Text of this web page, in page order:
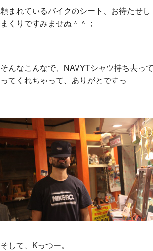
頼まれているバイクのシート、お待たせし
まくりですみませぬ＾＾；
そんなこんなで、NAVYTシャツ持ち去って
ってくれちゃって、ありがとですっ
そして、Kっつー。